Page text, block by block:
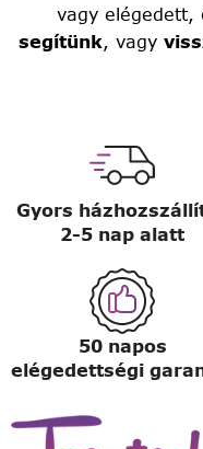
vagy elégedett,
segítünk, vagy
Gyors
2-5 nap alatt
50 napos
elégedettségi